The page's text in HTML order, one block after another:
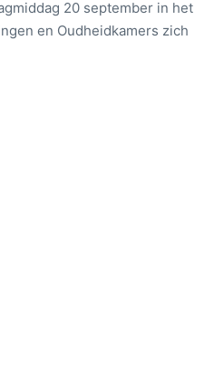
20 september in het
en Oudheidkamers zich